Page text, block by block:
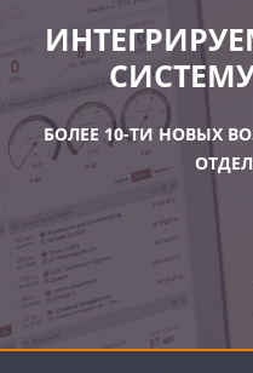
СИСТЕМУ
БОЛЕЕ 10-ТИ НОВЫХ